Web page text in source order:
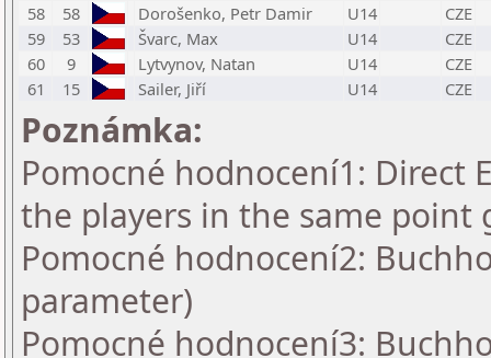
58
58 Dorošenko, Petr Damir U14
CZE
59
53 Švarc, Max U14
CZE
60
9 Lytvynov, Natan U14
CZE
61
15 Sailer, Jiří U14 CZE
Poznámka:
Pomocné hodnocení1: Direct
the players in the same point
Pomocné hodnocení2:
parameter)
Pomocné hodnocení3: